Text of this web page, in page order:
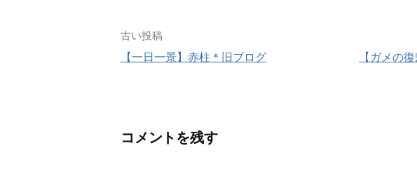
投
稿
ビ
古い投稿
【一日一景】赤柱＊旧ブログ
【ガメの
コメントを残す